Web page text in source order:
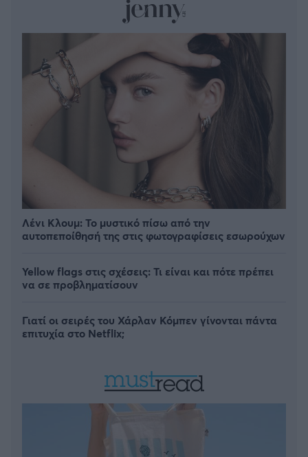
Λένι Κλουμ: Το μυστικό πίσω από την
αυτοπεποίθησή της στις φωτογραφίσεις εσωρούχων
Yellow flags στις σχέσεις: Τι είναι και πότε πρέπει
να σε προβληματίσουν
Γιατί οι σειρές του Χάρλαν Κόμπεν γίνονται πάντα
επιτυχία στο Netflix;